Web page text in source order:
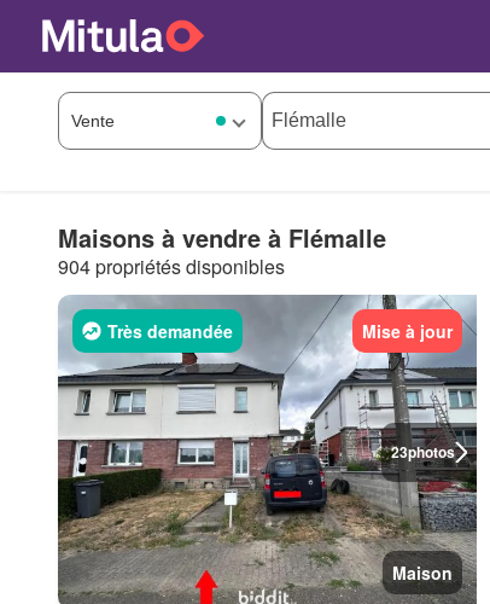
Maisons à vendre à Flémalle
904 propriétés disponibles
23photos
Très demandée Mise à jour
Maison